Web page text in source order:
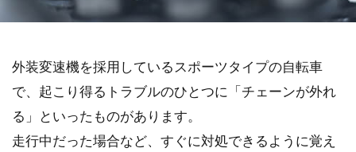
外装変速機を採用しているスポーツタイプの自転車
で、起こり得るトラブルのひとつに「チェーンが外れ
る」といったものがあります。
走行中だった場合など、すぐに対処できるように覚え